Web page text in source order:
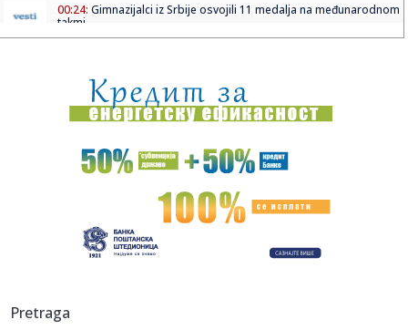
00:24: Gimnazijalci iz Srbije osvojili 11 medalja na međunarodnom
takmi...
00:15:VIDEO: Ferrari 812 Competizione na Autobanu
00:05:ZVEZDA I PARTIZAN PUNE KASE: Evo koliko će večiti zaraditi
od S...
BRANKO LAZIĆ PROGOVORIO: Bivši kapiten bez dlake na
23:32:Ponuda za Suzuki S-Cross Automatic
Pretraga